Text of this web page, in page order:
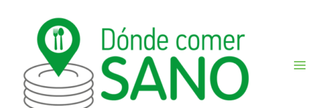
contenido
entradas